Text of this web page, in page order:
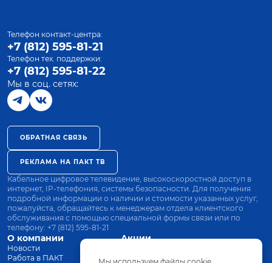
О компании
Новости
Работа в ПАКТ
Акции
Оплата
Телефон контакт-центра:
+7 (812) 595-81-21
Телефон тех. поддержки:
+7 (812) 595-81-22
Мы в соц. сетях:
ОБРАТНАЯ СВЯЗЬ
РЕКЛАМА НА ПАКТ ТВ
Кабельное цифровое телевидение, высокоскоростной доступ в
интернет, IP-телефония, системы безопасности. Для получения
подробной информации о наличии и стоимости указанных услуг,
пожалуйста, обращайтесь к менеджерам отдела клиентского
обслуживания с помощью специальной формы связи или по
телефону: +7 (812) 595-81-21